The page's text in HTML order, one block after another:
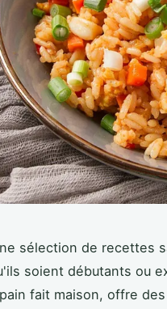
sélection de recettes
soient débutants ou
fait maison, offre